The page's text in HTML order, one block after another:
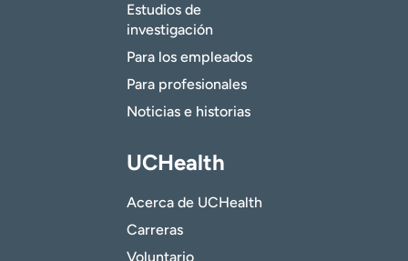
Estudios de
investigación
Para los empleados
Para profesionales
Noticias e historias
UCHealth
Acerca de UCHealth
Carreras
Voluntario